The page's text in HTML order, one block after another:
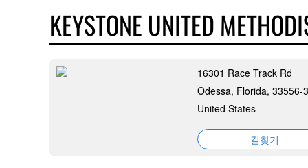
KEYSTONE UNITED
16301 Race Track Rd
Odessa, Florida, 33556-
United States
길찾기